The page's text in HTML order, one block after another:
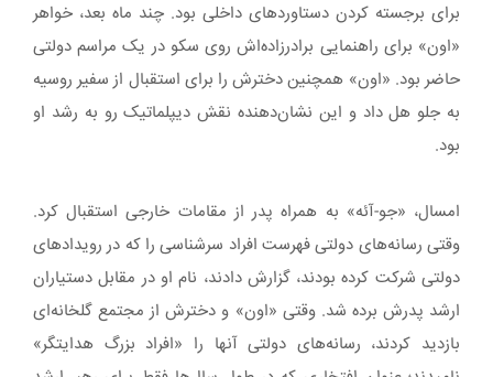
برای برجسته کردن دستاوردهای داخلی بود. چند ماه بعد، خواهر
«اون» برای راهنمایی برادرزاده‌اش روی سکو در یک مراسم دولتی
حاضر بود. «اون» همچنین دخترش را برای استقبال از سفیر روسیه
به جلو هل داد و این نشان‌دهنده نقش دیپلماتیک رو به رشد او
بود.
امسال، «جو-آئه» به همراه پدر از مقامات خارجی استقبال کرد.
وقتی رسانه‌های دولتی فهرست افراد سرشناسی را که در رویدادهای
دولتی شرکت کرده بودند، گزارش دادند، نام او در مقابل دستیاران
ارشد پدرش برده شد. وقتی «اون» و دخترش از مجتمع گلخانه‌ای
بازدید کردند، رسانه‌های دولتی آنها را «افراد بزرگ هدایتگر»